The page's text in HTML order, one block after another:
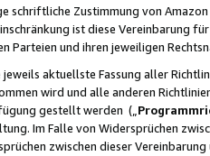
schriftliche Zustimmung von
ist diese Vereinbarung
Parteien und ihren jeweiligen
aktuellste Fassung aller
wird und alle anderen
gestellt werden („
Im Falle von Widersprüchen
zwischen dieser